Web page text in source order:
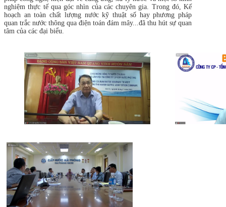
nghiệm thực tế qua góc nhìn của các chuyên gia. Trong đó, Kế
hoạch an toàn chất lượng nước kỹ thuật số hay phương pháp
quan trắc nước thông qua điện toán đám mây...đã thu hút sự quan
tâm của các đại biểu.